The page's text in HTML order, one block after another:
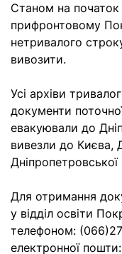
Станом на
прифронтовому
нетривалого
вивозити.
Усі архіви
документи
евакуювали до
вивезли до Києва,
Дніпропетровської
Для отримання
у відділ освіти
телефоном:
електронної пошти: